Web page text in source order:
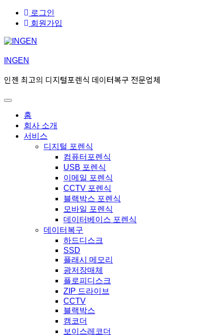
Skip
navigation
Skip
content
로그인
회원가입
INGEN
인젠 최고의 디지털포렌식 데이터복구 전문업체
Toggle
Primary
menu
홈
회사 소개
서비스
디지털 포렌식
컴퓨터포렌식
USB 포렌식
이메일 포렌식
CCTV 포렌식
블랙박스 포렌식
모바일 포렌식
데이터베이스 포렌식
데이터복구
하드디스크
SSD
플래시 메모리
광저장매체
플로피디스크
ZIP 드라이브
CCTV
블랙박스
캠코더
보이스레코더